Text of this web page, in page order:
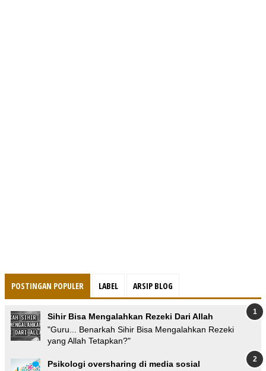
POSTINGAN POPULER LABEL ARSIP BLOG
Sihir Bisa Mengalahkan Rezeki Dari Allah
"Guru... Benarkah Sihir Bisa Mengalahkan Rezeki
yang Allah Tetapkan?"
Psikologi oversharing di media sosial